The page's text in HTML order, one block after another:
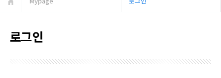
Mypage 로그인
로그인